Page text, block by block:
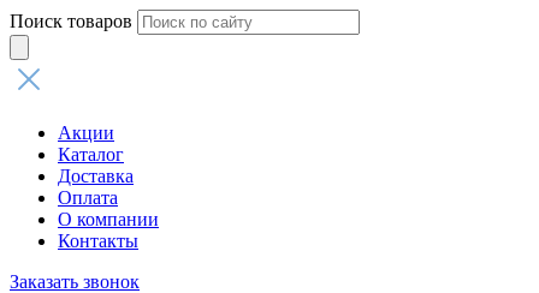
Поиск товаров
Акции
Каталог
Доставка
Оплата
О компании
Контакты
Заказать звонок